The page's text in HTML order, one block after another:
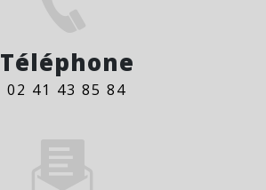
Téléphone
02 41 43 85 84